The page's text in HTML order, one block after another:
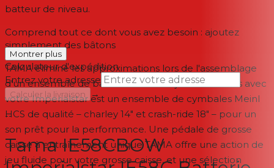
batteur de niveau.
Comprend tout ce dont vous avez besoin : ajoutez
simplement des bâtons
TAMA élimine les approximations lors de l'assemblage
d'un ensemble de batterie vraiment jouable. Inclus avec
votre Imperialstar est un ensemble de cymbales Meinl
HCS de qualité – charley 14" et crash-ride 18" – pour un
son prêt pour la performance. Une pédale de grosse
caisse à entraînement unique TAMA offre une action de
jeu fluide pour votre grosse caisse, et une sélection
Montrer plus
Calculateur d'expédition
Entrez votre adresse
Calculer la livraison
→
--
Tama IE58CBOW